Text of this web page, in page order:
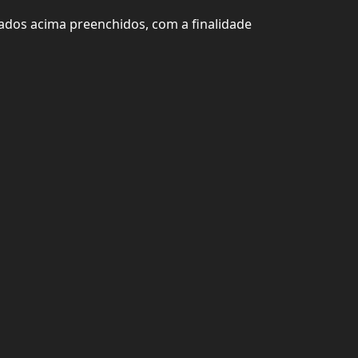
acima preenchidos, com a finalidade